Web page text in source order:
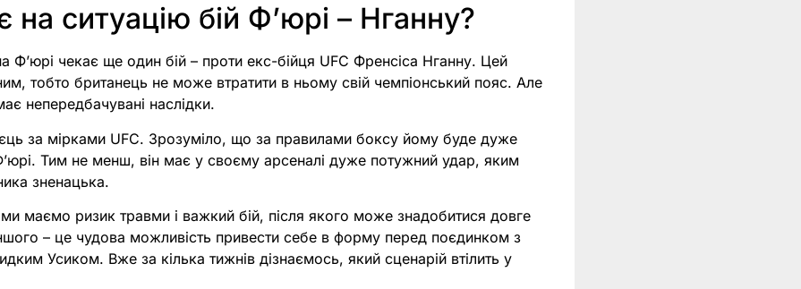
на ситуацію бій Фʼюрі – Нганну?
Фʼюрі чекає ще один бій – проти екс-бійця UFC Френсіса Нганну. Цей
тобто британець не може втратити в ньому свій чемпіонський пояс. Але
непередбачувані наслідки.
за мірками UFC. Зрозуміло, що за правилами боксу йому буде дуже
Тим не менш, він має у своєму арсеналі дуже потужний удар, яким
зненацька.
маємо ризик травми і важкий бій, після якого може знадобитися довге
– це чудова можливість привести себе в форму перед поєдинком з
Усиком. Вже за кілька тижнів дізнаємось, який сценарій втілить у